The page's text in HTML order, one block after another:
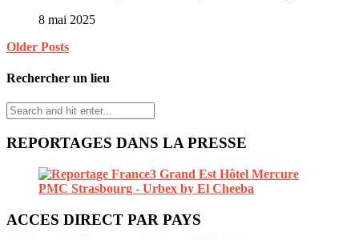
8 mai 2025
Older Posts
Rechercher un lieu
REPORTAGES DANS LA PRESSE
ACCES DIRECT PAR PAYS